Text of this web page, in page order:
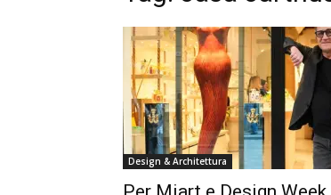
Design & Architettura